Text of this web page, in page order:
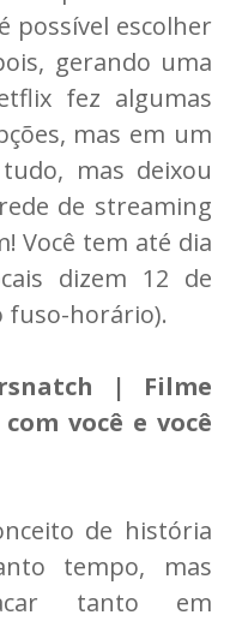
possível escolher
gerando uma
fez algumas
mas em um
mas deixou
de streaming
Você tem até dia
dizem 12 de
fuso-horário).
| Filme
você e você
de história
tempo, mas
tanto em